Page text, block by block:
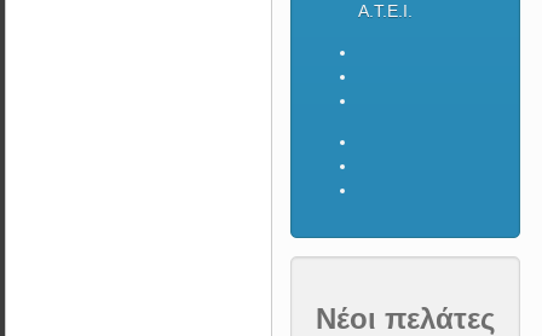
Α.Τ.Ε.Ι.
Νέοι πελάτες